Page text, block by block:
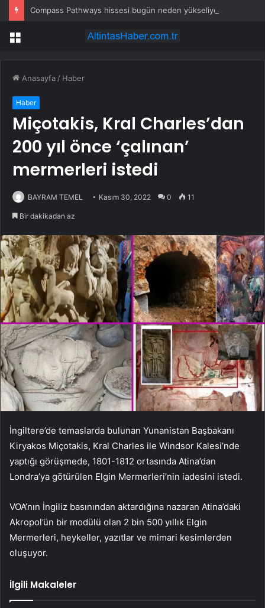
Compass Pathways hissesi bugün neden yükseliyor?
Menü
Anasayfa / Haber
Haber
Miçotakis, Kral Charles’dan
200 yıl önce ‘çalınan’
mermerleri istedi
BAYRAM TEMEL Kasım 30, 2022 0 11
Bir dakikadan az
İngiltere’de temaslarda bulunan Yunanistan Başbakanı
Kiryakos Miçotakis, Kral Charles ile Windsor Kalesi’nde
yaptığı görüşmede, 1801-1812 ortasında Atina’dan
Londra’ya götürülen Elgin Mermerleri’nin iadesini istedi.
VOA’nın İngiliz basınından aktardığına nazaran Atina’daki
Akropol’ün bir modülü olan 2 bin 500 yıllık Elgin
Mermerleri, heykeller, yazıtlar ve mimari kesimlerden
oluşuyor.
İlgili Makaleler